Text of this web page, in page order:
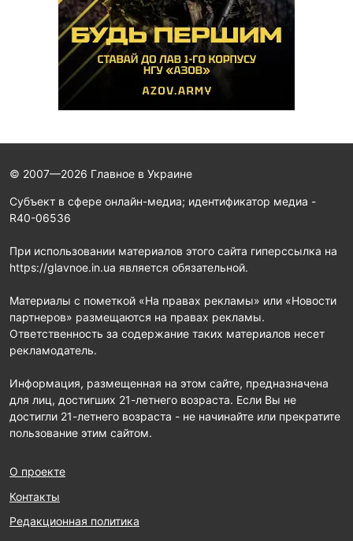
© 2007—2026 Главное в Украине
Субъект в сфере онлайн-медиа; идентификатор медиа -
R40-06536
При использовании материалов этого сайта гиперссылка на
https://glavnoe.in.ua является обязательной.
Материалы с пометкой «На правах рекламы» или «Новости
партнеров» размещаются на правах рекламы.
Ответственность за содержание таких материалов несет
рекламодатель.
Информация, размещенная на этом сайте, предназначена
для лиц, достигших 21-летнего возраста. Если Вы не
достигли 21-летнего возраста - не начинайте или прекратите
пользование этим сайтом.
О проекте
Контакты
Редакционная политика